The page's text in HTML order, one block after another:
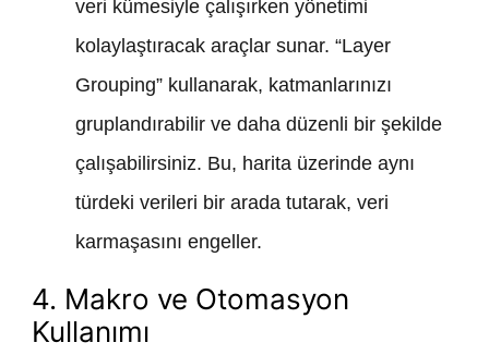
veri kümesiyle çalışırken yönetimi
kolaylaştıracak araçlar sunar. “Layer
Grouping” kullanarak, katmanlarınızı
gruplandırabilir ve daha düzenli bir şekilde
çalışabilirsiniz. Bu, harita üzerinde aynı
türdeki verileri bir arada tutarak, veri
karmaşasını engeller.
4. Makro ve Otomasyon
Kullanımı